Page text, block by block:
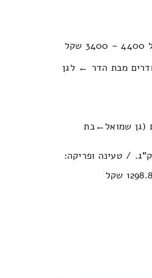
מבת הדר ← לגן
כמה יעלה לכם העברת של דירה שלוש חדרים במחירון הובלות (גן שמואל‎←‏בת
נפח הובלה (חפצים) : 17.04м³ / המשקל הכולל: 1014 ק”ג. / טעינה ופריקה: